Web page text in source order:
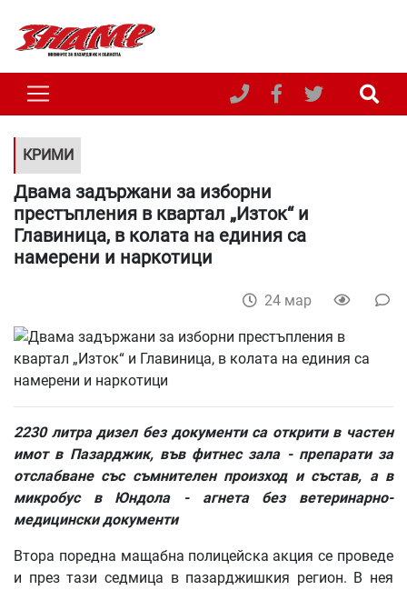
КРИМИ
Двама задържани за изборни
престъпления в квартал „Изток“ и
Главиница, в колата на единия са
намерени и наркотици
24 мар
2230 литра дизел без документи са открити в частен
имот в Пазарджик, във фитнес зала - препарати за
отслабване със съмнителен произход и състав, а в
микробус в Юндола - агнета без ветеринарно-
медицински документи
Втора поредна мащабна полицейска акция се проведе
и през тази седмица в пазарджишкия регион. В нея